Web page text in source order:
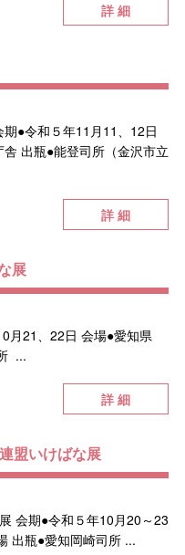
詳 細
●令和５年11月11、12日
出瓶●能登司所（金沢市立
詳 細
展
月21、22日 会場●愛知県
...
詳 細
盟いけばな展
会期●令和５年10月20～23
出瓶●愛知岡崎司所 ...